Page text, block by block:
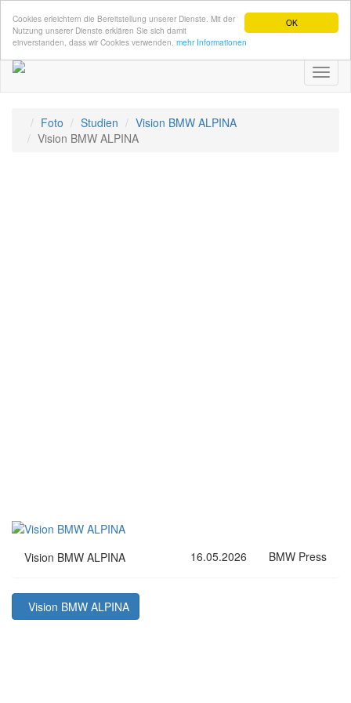
OK
Cookies erleichtern die Bereitstellung unserer Dienste. Mit der
Nutzung unserer Dienste erklären Sie sich damit
einverstanden, dass wir Cookies verwenden. mehr Informationen
Foto Studien
Vision BMW ALPINA
Vision BMW ALPINA
Vision BMW ALPINA 16.05.2026 BMW Press
Vision BMW ALPINA